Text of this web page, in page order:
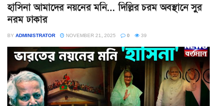
হাসিনা আমাদের নয়নের মনি… দিল্লির চরম অবস্থানে সুর
নরম ঢাকার
BY ADMINISTRATOR NOVEMBER 21, 2025 0 39